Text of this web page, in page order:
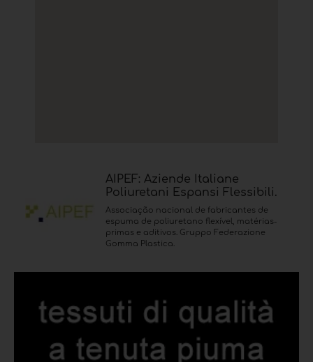
AIPEF: Aziende Italiane
Poliuretani Espansi Flessibili.
Associação nacional de fabricantes de
espuma de poliuretano flexível, matérias-
primas e aditivos. Gruppo Federazione
Gomma Plastica.